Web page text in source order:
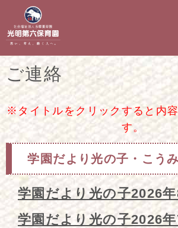
ご連絡
※タイトルをクリックすると内
す。
学園だより光の子・こう
学園だより光の子2026
学園だより光の子2026